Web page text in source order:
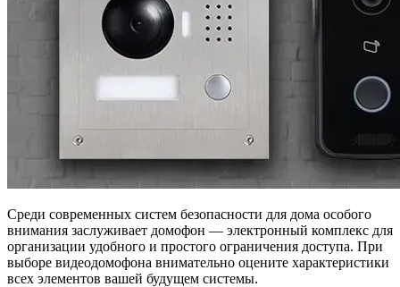
Среди современных систем безопасности для дома особого
внимания заслуживает домофон — электронный комплекс для
организации удобного и простого ограничения доступа. При
выборе видеодомофона внимательно оцените характеристики
всех элементов вашей будущем системы.